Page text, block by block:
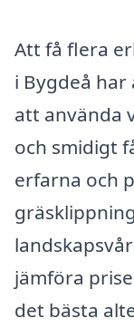
Att få flera
i Bygdeå
att använda
och smidigt
erfarna och
jämföra
det bästa